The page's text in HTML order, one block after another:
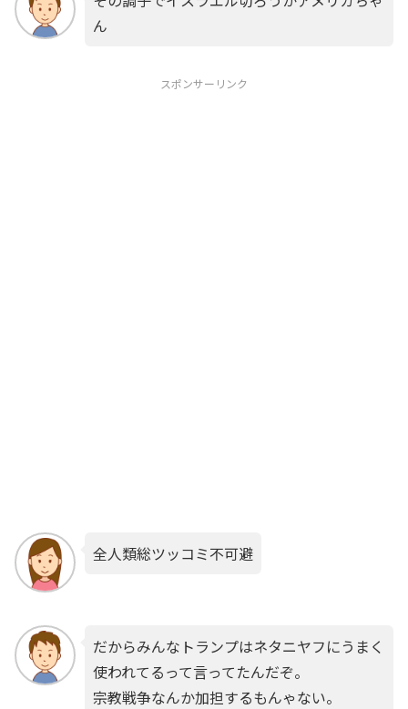
ん
スポンサーリンク
全人類総ツッコミ不可避
だからみんなトランプはネタニヤフにうまく
使われてるって言ってたんだぞ。
宗教戦争なんか加担するもんゃない。